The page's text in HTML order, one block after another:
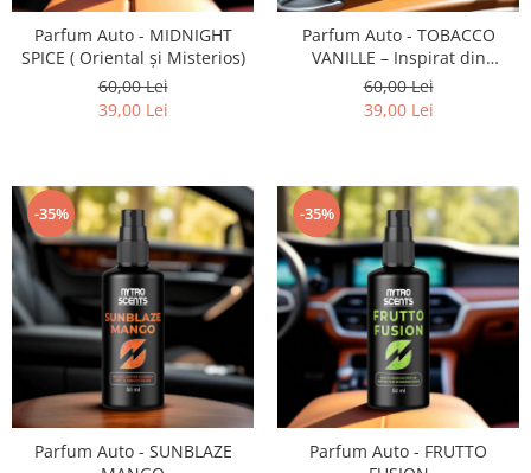
Parfum Auto - MIDNIGHT
SPICE ( Oriental și Misterios)
60,00 Lei
39,00 Lei
Parfum Auto - TOBACCO
VANILLE – Inspirat din
Tobacco Vanille (Tom Ford)
60,00 Lei
39,00 Lei
-35%
Parfum Auto - SUNBLAZE
-35%
Parfum Auto - FRUTTO